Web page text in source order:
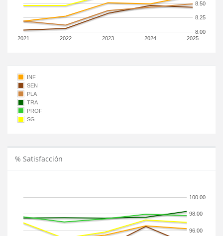
2021 2022 2023 2024 2025
8.00
8.25
8.50
INF
SEN
PLA
TRA
PROF
SG
% Satisfacción
96.00
98.00
100.00